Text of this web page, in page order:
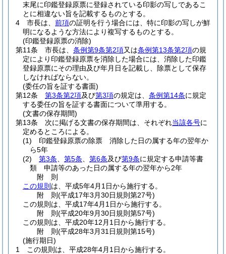
末尾に印鑑登録原票に登録されている印影の写しであるこ
とに相違ない旨を記載するものとする。
4
市長は、 前項の証明を行う場合には、特に印影の写しが鮮
明になるような方法により複写するものとする。
(印鑑登録原票の消除)
第11条
市長は、 条例第9条第2項又は条例第13条第2項の規
定により印鑑登録原票を消除した場合には、消除した印鑑
登録原票にその理由及び年月日を記載し、除票として保存
しなければならない。
(委任の旨を証する書面)
第12条
第3条第2項及び第3項の規定は、 条例第14条に規定
する委任の旨を証する書面について準用する。
(文書の保存期間)
第13条
次に掲げる文書の保存期間は、それぞれ当該各号に
定めるところによる。
(1)
印鑑登録原票の除票 消除した日の属する年の翌年か
ら5年
(2)
第3条 第5条 第6条及び第9条に規定する申請等書
類 申請等のあった日の属する年の翌年から2年
附 則
この規則 は、平成5年4月1日から施行する。
附 則(平成17年3月30日規則第27号)
この規則は、平成17年4月1日から施行する。
附 則(平成20年9月30日規則第57号)
この規則は、平成20年12月1日から施行する。
附 則(平成28年3月31日規則第15号)
(施行期日)
1
この規則は、平成28年4月1日から施行する。